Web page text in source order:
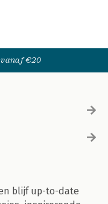
vanaf €20
blijf up-to-date